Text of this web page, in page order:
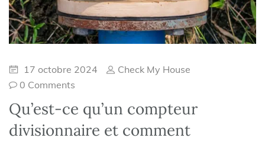
17 octobre 2024
Check My House
0 Comments
Qu’est-ce qu’un compteur
divisionnaire et comment